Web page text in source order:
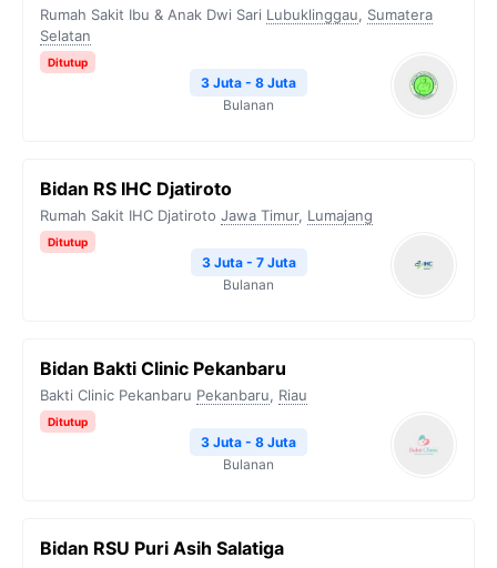
Rumah Sakit Ibu & Anak Dwi Sari Lubuklinggau, Sumatera
Selatan
Ditutup
3 Juta - 8 Juta
Bulanan
Bidan RS IHC Djatiroto
Rumah Sakit IHC Djatiroto Jawa Timur, Lumajang
Ditutup
3 Juta - 7 Juta
Bulanan
Bidan Bakti Clinic Pekanbaru
Bakti Clinic Pekanbaru Pekanbaru, Riau
Ditutup
3 Juta - 8 Juta
Bulanan
Bidan RSU Puri Asih Salatiga